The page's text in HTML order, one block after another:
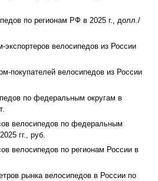
по регионам РФ в 2025 г., долл./
экспортеров велосипедов из России
покупателей велосипедов из России
по федеральным округам в
велосипедов по федеральным
гг., руб.
велосипедов по регионам России в
рынка велосипедов в России по